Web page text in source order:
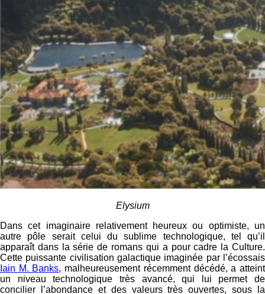
Elysium
Dans cet imaginaire relativement heureux ou optimiste, un
autre pôle serait celui du sublime technologique, tel qu’il
apparaît dans la série de romans qui a pour cadre la Culture.
Cette puissante civilisation galactique imaginée par l’écossais
Iain M. Banks, malheureusement récemment décédé, a atteint
un niveau technologique très avancé, qui lui permet de
concilier l’abondance et des valeurs très ouvertes, sous la